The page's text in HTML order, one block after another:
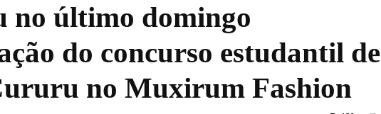
no último domingo
do concurso estudantil de
no Muxirum Fashion